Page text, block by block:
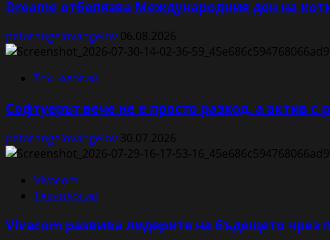
Dreame отбелязва Международния ден на
petarangelovangelov 06.08.2026
Технологии
Софтуерът вече не е просто разход, а актив с
petarangelovangelov 30.07.2026
Vivacom
Технологии
Vivacom развива лидерите на бъдещето чрез